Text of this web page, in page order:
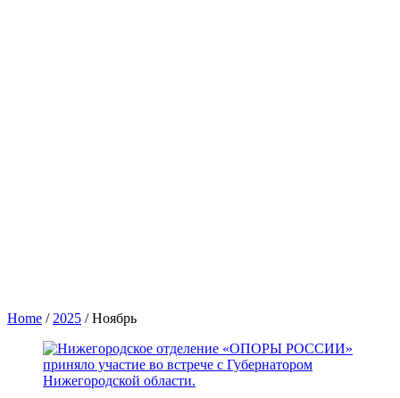
Home / 2025 /Ноябрь